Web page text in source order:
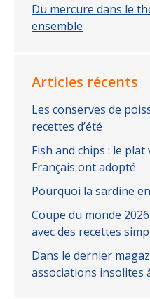
Du mercure dans le
ensemble
Articles récents
Les conserves de
recettes d’été
Fish and chips : le
Français ont adopté
Pourquoi la sardine
Coupe du monde
avec des recettes
Dans le dernier
associations insolites